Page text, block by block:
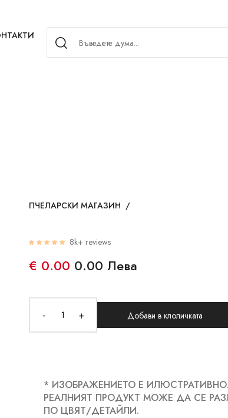
ПЧЕЛАРСКИ МАГАЗИН /
8k+ reviews
€ 0.00 0.00 Лева
- + Добави в клоличката
* ИЗОБРАЖЕНИЕТО Е ИЛЮСТРАТИВНО.
РЕАЛНИЯТ ПРОДУКТ МОЖЕ ДА СЕ
ПО ЦВЯТ/ДЕТАЙЛИ.